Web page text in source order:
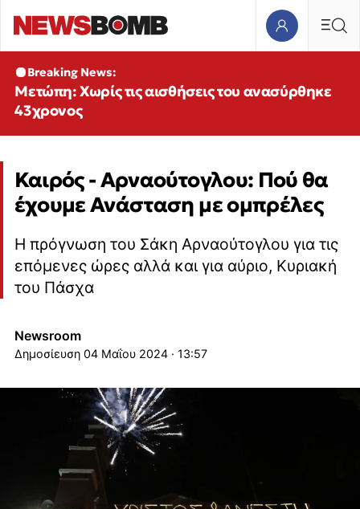
Breaking News:
Μετώπη: Χωρίς τις αισθήσεις του ανασύρθηκε
43χρονος
Καιρός - Αρναούτογλου: Πού θα
έχουμε Ανάσταση με ομπρέλες
Η πρόγνωση του Σάκη Αρναούτογλου για τις
επόμενες ώρες αλλά και για αύριο, Κυριακή
του Πάσχα
Newsroom
04 Μαΐου 2024 · 13:57